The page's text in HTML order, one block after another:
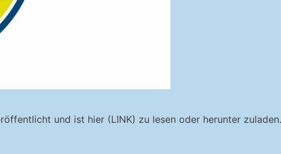
und ist hier (LINK) zu lesen oder herunter